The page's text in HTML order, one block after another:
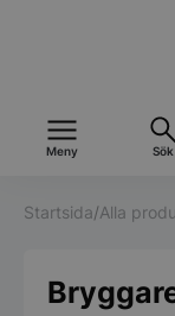
Meny Sök
Startsida/Alla